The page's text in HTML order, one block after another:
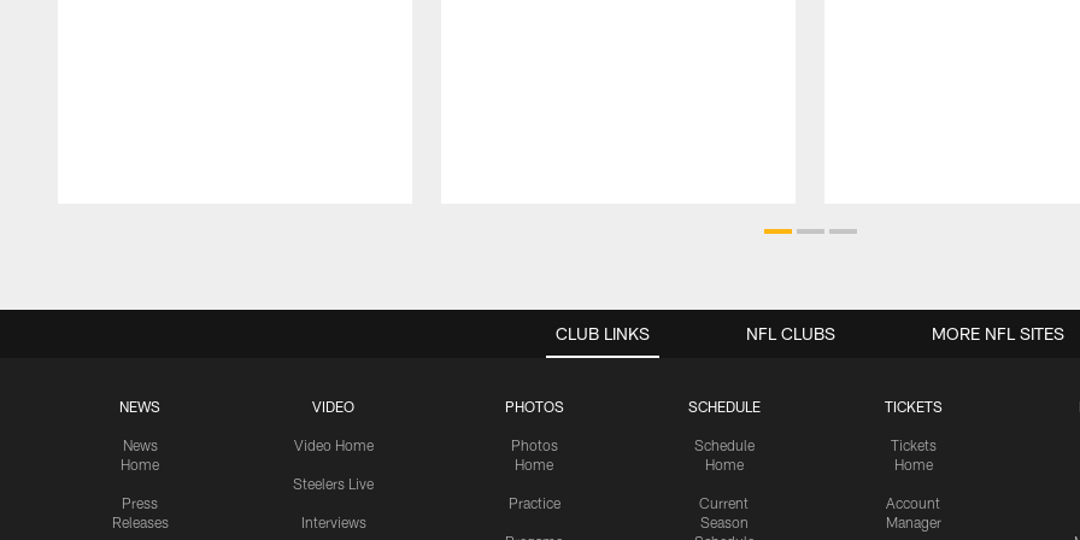
CLUB LINKS
NEWS
News
Home
Press
Releases
VIDEO
Video Home
Steelers Live
Interviews
PHOTOS
Photos
Home
Practice
SCHEDULE
Schedule
Home
Current
Season
TICKETS
Tickets
Home
Account
Manager
NFL CLUBS MORE NFL SITES